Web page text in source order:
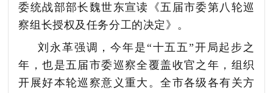
委统战部部长魏世东宣读《五届市委第八轮巡
察组长授权及任务分工的决定》。
刘永革强调，今年是“十五五”开局起步之
年，也是五届市委巡察全覆盖收官之年，组织
开展好本轮巡察意义重大。全市各级各有关方